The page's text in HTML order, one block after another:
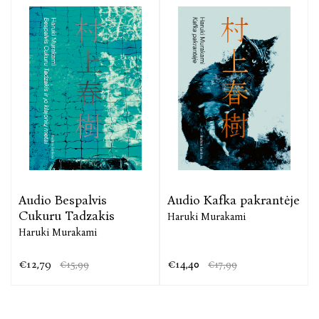
Audio Bespalvis
Cukuru Tadzakis
Haruki Murakami
€12,79 €15,99
Audio Kafka pakrantėje
Haruki Murakami
€14,40 €17,99